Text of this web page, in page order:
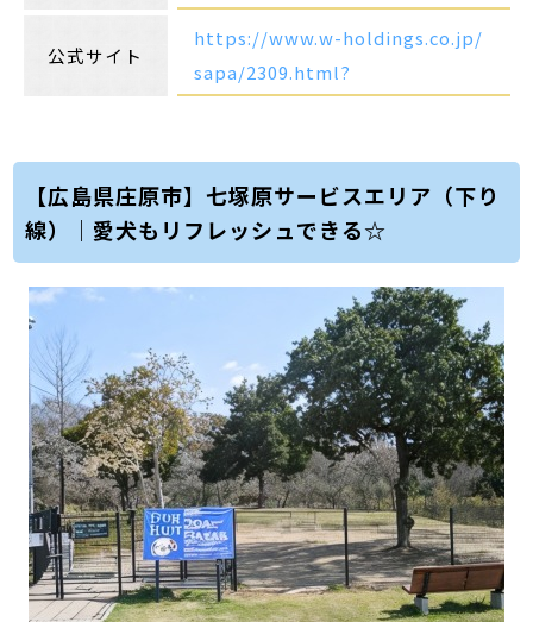
公式サイト
https://www.w-holdings.co.jp/
sapa/2309.html?
【広島県庄原市】七塚原サービスエリア（下り
線）｜愛犬もリフレッシュできる☆